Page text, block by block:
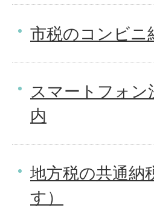
市税のコンビニ
スマートフォ
内
地方税の共通納
す）